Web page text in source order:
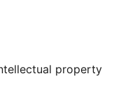
property